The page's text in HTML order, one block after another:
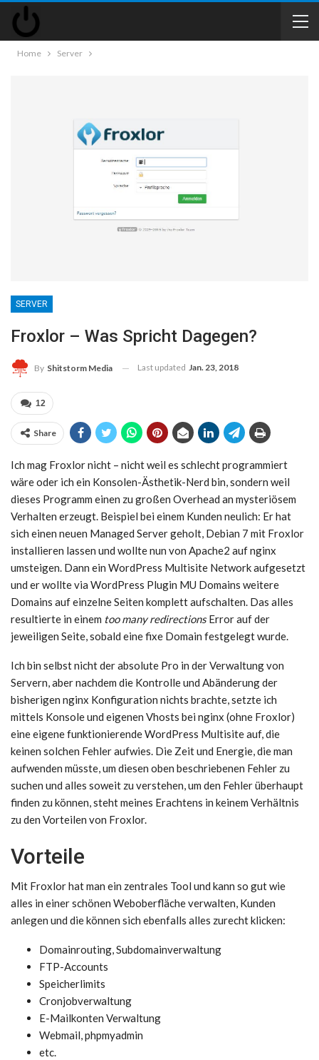
Home Server
SERVER
Froxlor – Was Spricht Dagegen?
By Shitstorm Media Last updated Jan. 23, 2018
12
Share
Ich mag Froxlor nicht – nicht weil es schlecht programmiert
wäre oder ich ein Konsolen-Ästhetik-Nerd bin, sondern weil
dieses Programm einen zu großen Overhead an mysteriösem
Verhalten erzeugt. Beispiel bei einem Kunden neulich: Er hat
sich einen neuen Managed Server geholt, Debian 7 mit Froxlor
installieren lassen und wollte nun von Apache2 auf nginx
umsteigen. Dann ein WordPress Multisite Network aufgesetzt
und er wollte via WordPress Plugin MU Domains weitere
Domains auf einzelne Seiten komplett aufschalten. Das alles
resultierte in einem too many redirectionsError auf der
jeweiligen Seite, sobald eine fixe Domain festgelegt wurde.
Ich bin selbst nicht der absolute Pro in der Verwaltung von
Servern, aber nachdem die Kontrolle und Abänderung der
bisherigen nginx Konfiguration nichts brachte, setzte ich
mittels Konsole und eigenen Vhosts bei nginx (ohne Froxlor)
eine eigene funktionierende WordPress Multisite auf, die
keinen solchen Fehler aufwies. Die Zeit und Energie, die man
aufwenden müsste, um diesen oben beschriebenen Fehler zu
suchen und alles soweit zu verstehen, um den Fehler überhaupt
finden zu können, steht meines Erachtens in keinem Verhältnis
zu den Vorteilen von Froxlor.
Vorteile
Mit Froxlor hat man ein zentrales Tool und kann so gut wie
alles in einer schönen Weboberfläche verwalten, Kunden
anlegen und die können sich ebenfalls alles zurecht klicken:
Domainrouting, Subdomainverwaltung
FTP-Accounts
Speicherlimits
Cronjobverwaltung
E-Mailkonten Verwaltung
Webmail, phpmyadmin
etc.